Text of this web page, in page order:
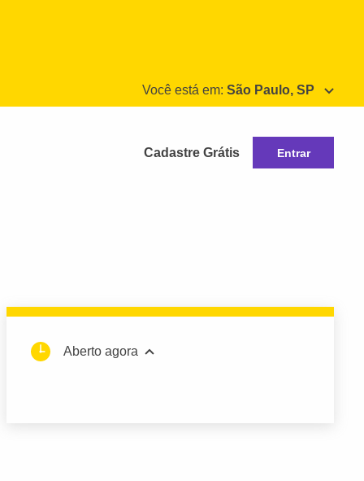
Você está em: São Paulo, SP
Cadastre Grátis Entrar
Aberto agora